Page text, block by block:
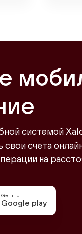
системой
счета
на
Get it on
Google play